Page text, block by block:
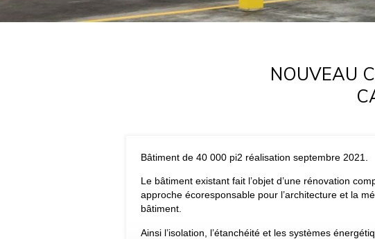
NOUVEAU
Bâtiment de 40 000 pi2 réalisation septembre 2021.
Le bâtiment existant fait l’objet d’une rénovation
approche écoresponsable pour l’architecture et la
bâtiment.
Ainsi l’isolation, l’étanchéité et les systèmes